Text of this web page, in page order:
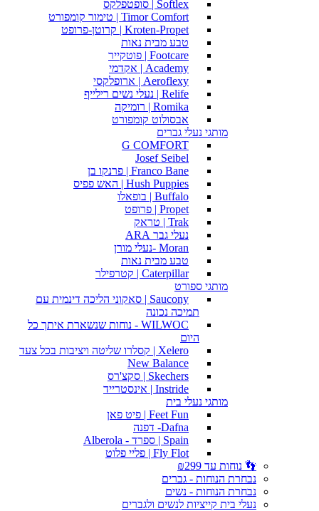
Softlex | סופטפלקס
Timor Comfort | טימור קומפורט
Kroten-Propet | קרוטן-פרופט
טבע מבית נאות
Footcare | פוטקייר
Academy | אקדמי
Aeroflexy | ארופלקסי
Relife | נעלי נשים רילייף
Romika | רומיקה
אבסולוט קומפורט
מותגי נעלי גברים
G COMFORT
Josef Seibel
Franco Bane | פרנקו בן
Hush Puppies | האש פפיס
Buffalo | בופאלו
Propet | פרופט
Trak | טראק
נעלי גבר ARA
Moran -נעלי מורן
טבע מבית נאות
Caterpillar | קטרפילר
מותגי ספורט
Saucony | סאקוני הליכה דינמית עם
תמיכה נכונה
WILWOC - נוחות שנשארת איתך כל
היום
Xelero | קסלרו שליטה ויציבות בכל צעד
New Balance
Skechers | סקצ'רס
Instride | אינסטרייד
מותגי נעלי בית
Feet Fun | פיט פאן
Dafna- דפנה
Spain | ספרד - Alberola
Fly Flot | פליי פלוט
👣 נוחות עד ₪299
נבחרת הנוחות - גברים
נבחרת הנוחות - נשים
נעלי בית קייציות לנשים ולגברים